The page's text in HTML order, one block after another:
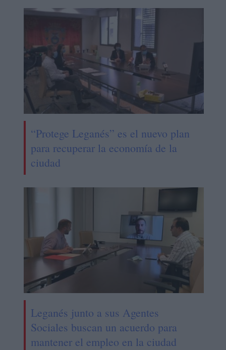
“Protege Leganés” es el nuevo plan
para recuperar la economía de la
ciudad
Leganés junto a sus Agentes
Sociales buscan un acuerdo para
mantener el empleo en la ciudad